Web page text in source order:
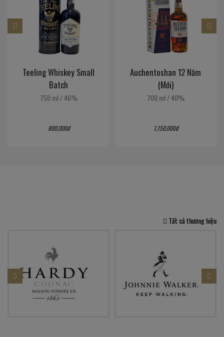
Teeling Whiskey Small
Batch
750 ml/46%
800,000đ
Auchentoshan 12 Năm
(Mới)
700 ml/40%
1,150,000đ
Tất cả thương hiệu